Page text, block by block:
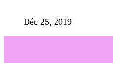
Déc 25, 2019